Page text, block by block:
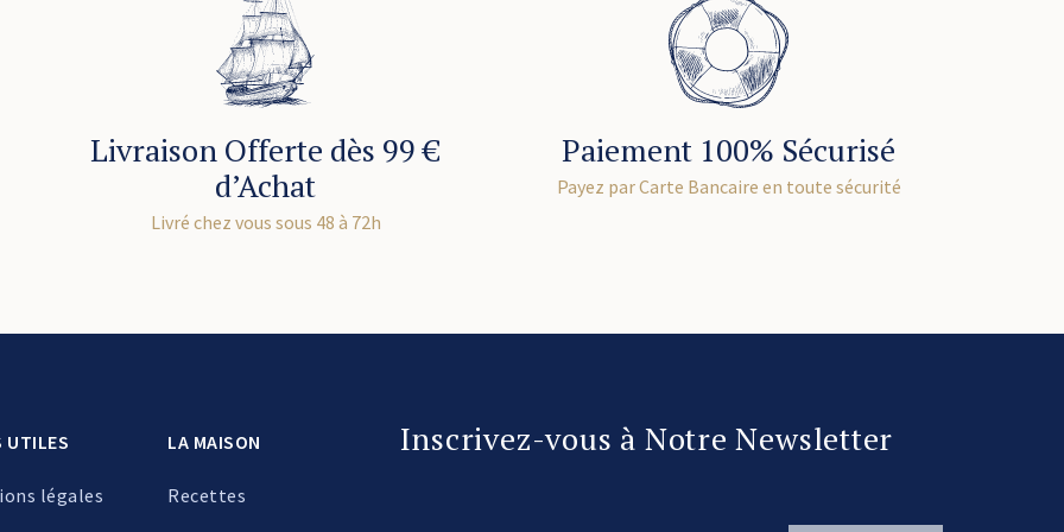
Livraison Offerte dès 99 €
d’Achat
Livré chez vous sous 48 à 72h
Paiement 100% Sécurisé
Payez par Carte Bancaire en toute sécurité
Inscrivez-vous à Notre Newsletter
UTILES
légales
LA MAISON
Recettes